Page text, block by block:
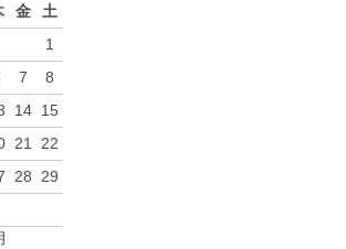
金
土
1
7
8
14 15
21
22
28
29